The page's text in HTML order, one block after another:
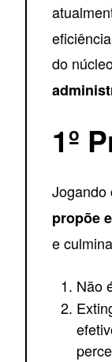
do
1º
Jogando
propõe
e
Não